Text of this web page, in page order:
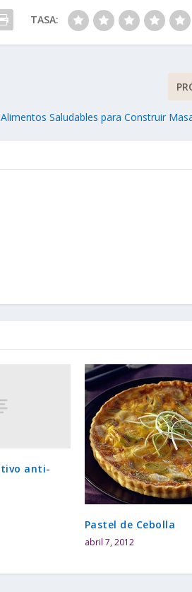
TASA:
Alimentos Saludables para Construir
anti-
Pastel de Cebolla
abril 7, 2012